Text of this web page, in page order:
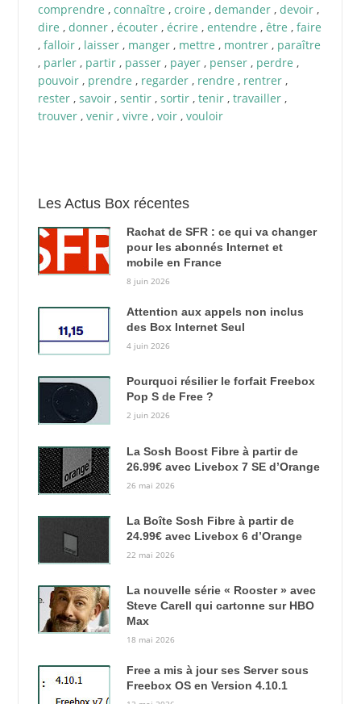
comprendre , connaître , croire , demander, devoir,
dire , donner, écouter, écrire , entendre , être , faire
, falloir, laisser, manger, mettre , montrer, paraître
, parler, partir, passer, payer, penser, perdre ,
pouvoir, prendre , regarder, rendre , rentrer,
rester, savoir, sentir, sortir, tenir, travailler,
trouver, venir, vivre , voir, vouloir
Les Actus Box récentes
Rachat de SFR : ce qui va changer
pour les abonnés Internet et
mobile en France
8 juin 2026
Attention aux appels non inclus
des Box Internet Seul
4 juin 2026
Pourquoi résilier le forfait Freebox
Pop S de Free ?
2 juin 2026
La Sosh Boost Fibre à partir de
26.99€ avec Livebox 7 SE d’Orange
26 mai 2026
La Boîte Sosh Fibre à partir de
24.99€ avec Livebox 6 d’Orange
22 mai 2026
La nouvelle série « Rooster » avec
Steve Carell qui cartonne sur HBO
Max
18 mai 2026
Free a mis à jour ses Server sous
Freebox OS en Version 4.10.1